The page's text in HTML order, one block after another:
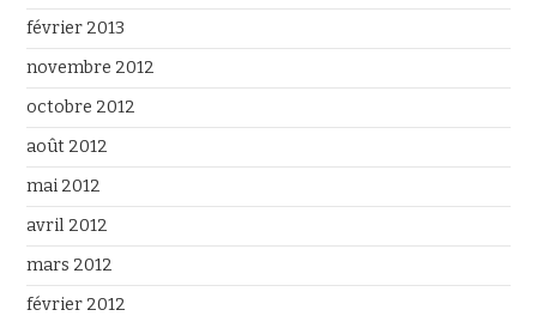
février 2013
novembre 2012
octobre 2012
août 2012
mai 2012
avril 2012
mars 2012
février 2012